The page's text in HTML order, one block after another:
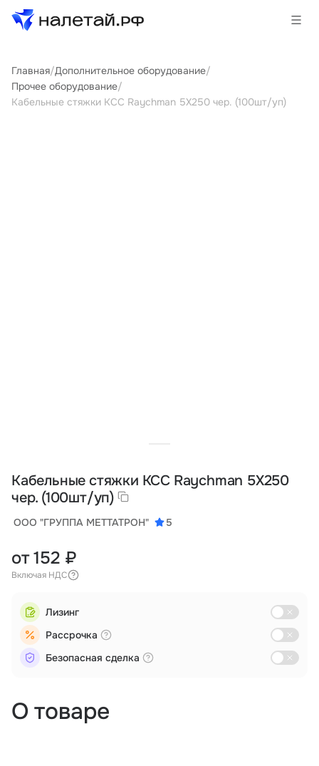
Товары
Главная/Дополнительное оборудование/
Прочее оборудование/
Кабельные стяжки КСС Raychman 5Х250 чер. (100шт/уп)
О товаре
Кабельные стяжки КСС Raychman 5Х250
чер. (100шт/уп)
ООО "ГРУППА МЕТТАТРОН" 5
от 152 ₽
Включая НДС
Лизинг
Рассрочка
Безопасная сделка